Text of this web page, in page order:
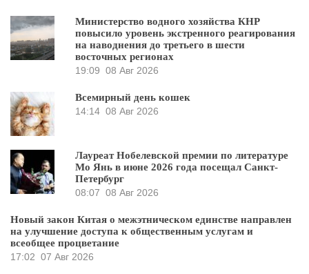
Министерство водного хозяйства КНР
повысило уровень экстренного реагирования
на наводнения до третьего в шести
восточных регионах
19:09 08 Авг 2026
Всемирный день кошек
14:14 08 Авг 2026
Лауреат Нобелевской премии по литературе
Мо Янь в июне 2026 года посещал Санкт-
Петербург
08:07 08 Авг 2026
Новый закон Китая о межэтническом единстве направлен
на улучшение доступа к общественным услугам и
всеобщее процветание
17:02 07 Авг 2026